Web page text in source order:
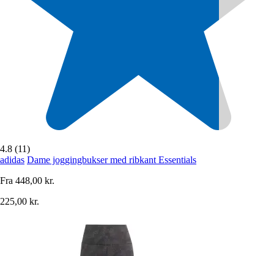
4.8 (11)
adidas Dame joggingbukser med ribkant Essentials
Fra 448,00 kr.
225,00 kr.